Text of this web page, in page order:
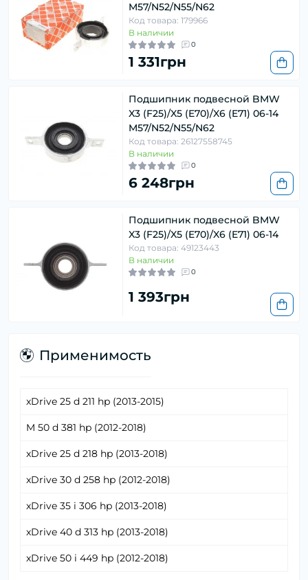
M57/N52/N55/N62
Код товара: 179966
В наличии
0
1 331грн
Подшипник подвесной BMW
X3 (F25)/X5 (E70)/X6 (E71) 06-14
M57/N52/N55/N62
Код товара: 26127558745
В наличии
0
6 248грн
Подшипник подвесной BMW
X3 (F25)/X5 (E70)/X6 (E71) 06-14
Код товара: 49123443
В наличии
0
1 393грн
Применимость
xDrive 25 d 211 hp (2013-2015)
M 50 d 381 hp (2012-2018)
xDrive 25 d 218 hp (2013-2018)
xDrive 30 d 258 hp (2012-2018)
xDrive 35 i 306 hp (2013-2018)
xDrive 40 d 313 hp (2013-2018)
xDrive 50 i 449 hp (2012-2018)